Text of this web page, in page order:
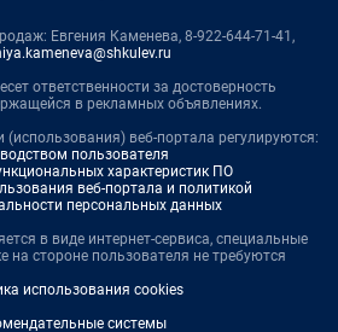
Евгения Каменева, 8-922-644-71-41,
ответственности за достоверность
в рекламных объявлениях.
(использования) веб-портала регулируются:
пользователя
характеристик ПО
веб-портала и политикой
персональных данных
в виде интернет-сервиса, специальные
на стороне пользователя не требуются
использования cookies
системы